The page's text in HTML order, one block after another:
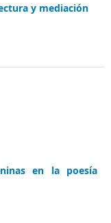
y mediación
en la poesía